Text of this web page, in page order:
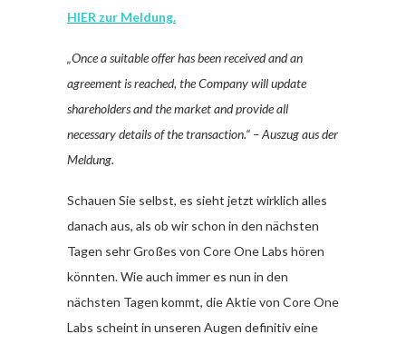
HIER zur Meldung.
„Once a suitable offer has been received and an
agreement is reached, the Company will update
shareholders and the market and provide all
necessary details of the transaction.“ – Auszug aus der
Meldung.
Schauen Sie selbst, es sieht jetzt wirklich alles
danach aus, als ob wir schon in den nächsten
Tagen sehr Großes von Core One Labs hören
könnten. Wie auch immer es nun in den
nächsten Tagen kommt, die Aktie von Core One
Labs scheint in unseren Augen definitiv eine